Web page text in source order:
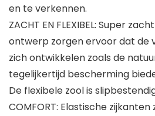
en te verkennen.
ZACHT EN FLEXIBEL: Super
ontwerp zorgen ervoor dat de
zich ontwikkelen zoals de
tegelijkertijd bescherming
De flexibele zool is
COMFORT: Elastische